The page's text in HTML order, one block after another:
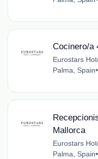
Cocinero/a
Eurostars
Palma, Spain•
Mallorca
Eurostars
Palma, Spain•